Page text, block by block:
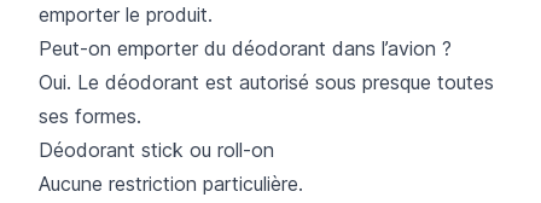
emporter le produit.
Peut-on emporter du déodorant dans l’avion ?
Oui. Le déodorant est autorisé sous presque toutes
ses formes.
Déodorant stick ou roll-on
Aucune restriction particulière.